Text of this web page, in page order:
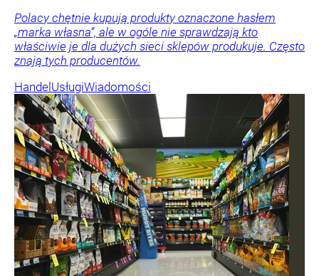
Polacy chętnie kupują produkty oznaczone hasłem
„marka własna”, ale w ogóle nie sprawdzają kto
właściwie je dla dużych sieci sklepów produkuje. Często
znają tych producentów.
Handel UsługiWiadomości